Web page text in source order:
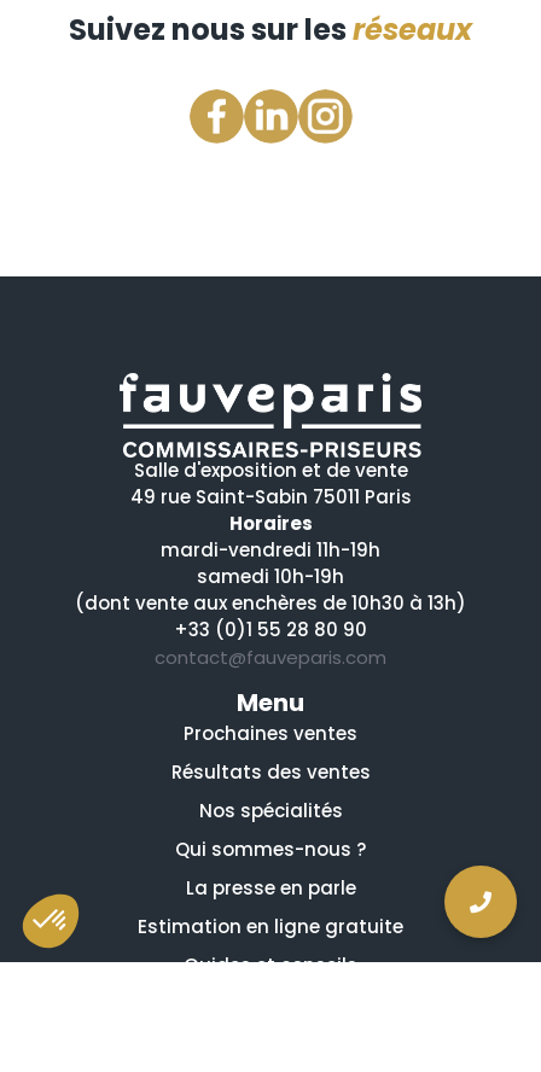
Suivez nous sur lesréseaux
Salle d'exposition et de vente
49 rue Saint-Sabin 75011 Paris
Horaires
mardi-vendredi 11h-19h
samedi 10h-19h
(dont vente aux enchères de 10h30 à 13h)
+33 (0)1 55 28 80 90
contact@fauveparis.com
Menu
Prochaines ventes
Résultats des ventes
Nos spécialités
Qui sommes-nous ?
La presse en parle
Estimation en ligne gratuite
Guides et conseils